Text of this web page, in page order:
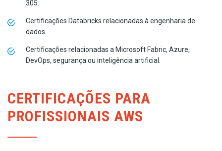
305.
Certificações Databricks relacionadas à engenharia de
dados.
Certificações relacionadas a Microsoft Fabric, Azure,
DevOps, segurança ou inteligência artificial.
CERTIFICAÇÕES PARA
PROFISSIONAIS AWS